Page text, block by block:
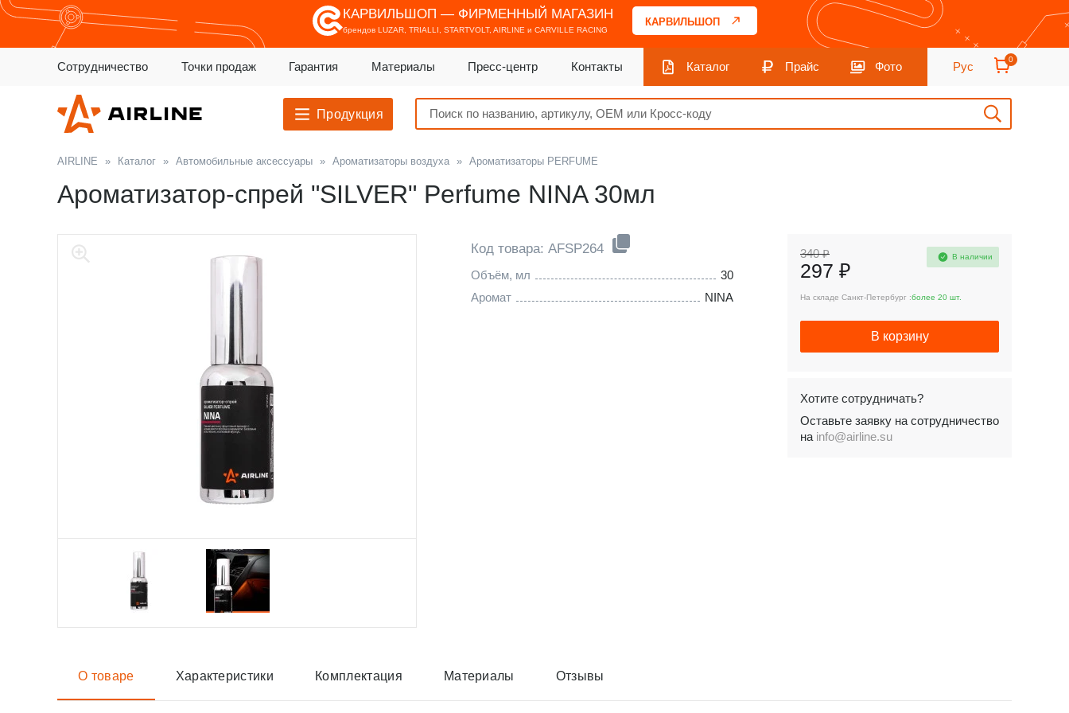
КАРВИЛЬШОП — ФИРМЕННЫЙ МАГАЗИН
брендов LUZAR, TRIALLI, STARTVOLT, AIRLINE и CARVILLE RACING
КАРВИЛЬШОП
Сотрудничество Точки продаж Гарантия Материалы Пресс-центр Контакты Каталог Прайс Фото Рус
0
Продукция
AIRLINE » Каталог » Автомобильные аксессуары » Ароматизаторы воздуха » Ароматизаторы PERFUME
Ароматизатор-спрей "SILVER" Perfume NINA 30мл
Код товара: AFSP264
Объём, мл
30
Аромат
NINA
340 ₽
297 ₽
В наличии
На складе Санкт-Петербург :более 20 шт.
В корзину
Хотите сотрудничать?
Оставьте заявку на сотрудничество
на info@airline.su
О товаре Характеристики Комплектация Материалы Отзывы